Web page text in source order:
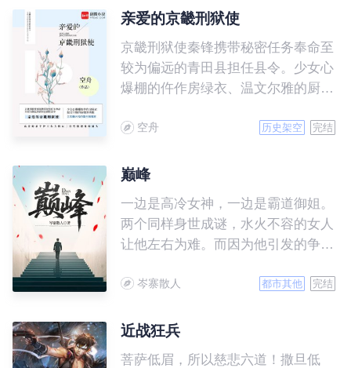
亲爱的京畿刑狱使
京畿刑狱使秦锋携带秘密任务奉命至
较为偏远的青田县担任县令。少女心
爆棚的仵作房绿衣、温文尔雅的厨娘
高冷的杀手护卫东方将辰、三位性格
闯入他的生活，为这一次不平凡的任
空舟 历史架空 完结
巅峰
一边是高冷女神，一边是霸道御姐。
两个同样身世成谜，水火不容的女人
让他左右为难。而因为他引发的争端
秘密……
岑寨散人 都市其他 完结
近战狂兵
菩萨低眉，所以慈悲六道！撒旦低